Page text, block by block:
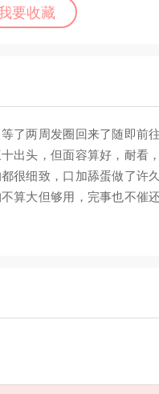
要收藏
了两周发圈回来了随即前
出头，但面容算好，耐
很细致，口加舔蛋做了许
算大但够用，完事也不催